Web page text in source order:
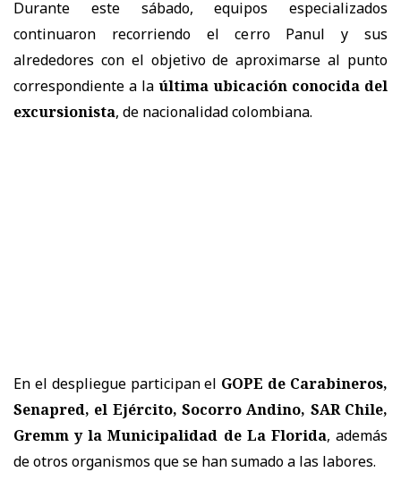
Durante este sábado, equipos especializados
continuaron recorriendo el cerro Panul y sus
alrededores con el objetivo de aproximarse al punto
correspondiente a la última ubicación conocida del
excursionista, de nacionalidad colombiana.
En el despliegue participan el GOPE de Carabineros,
Senapred, el Ejército, Socorro Andino, SAR Chile,
Gremm y la Municipalidad de La Florida, además
de otros organismos que se han sumado a las labores.